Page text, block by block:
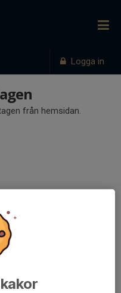
Logga in
från hemsidan.